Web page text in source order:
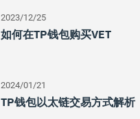
2023/12/25
如何在TP钱包购买VET
2024/01/21
TP钱包以太链交易方式解析